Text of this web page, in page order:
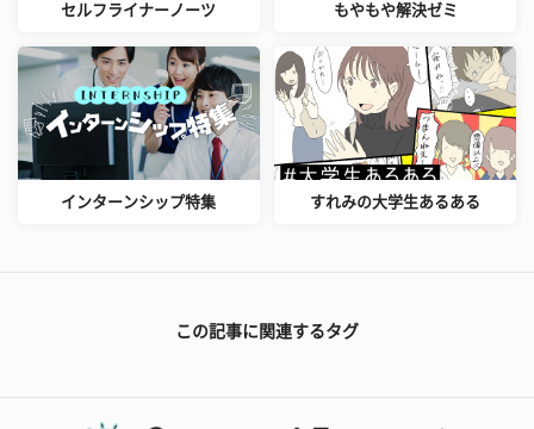
セルフライナーノーツ もやもや解決ゼミ
インターンシップ特集 すれみの大学生あるある
この記事に関連するタグ